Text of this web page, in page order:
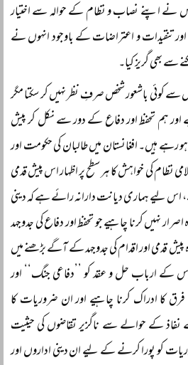
نے اپنے نصاب و نظام کے حوالہ سے اختیار
اور تنقیدات و اعتراضات کے باوجود انہوں نے
سے بھی گریز کیا۔
کوئی باشعور شخص صرفِ نظر نہیں کر سکتا مگر
ہم تحفظ اور دفاع کے دور سے نکل کر پیش
رہے ہیں۔ افغانستان میں طالبان کی حکومت اور
نظام کی خواہش کا ہر سطح پر اظہار اس پیش قدمی
اس لیے ہماری دیانت دارانہ رائے ہے کہ دینی
نہیں کرنا چاہیے جو تحفظ اور دفاع کی جدوجہد
قدمی اور اقدام کی جدوجہد کے آگے بڑھنے میں
کے ارباب حل و عقد کو ’’دفاعی جنگ‘‘ اور
فرق کا ادراک کرنا چاہیے اور ان ضروریات کا
کے حوالے سے ناگزیر تقاضوں کی حیثیت
کو پورا کرنے کے لیے ان دینی اداروں اور